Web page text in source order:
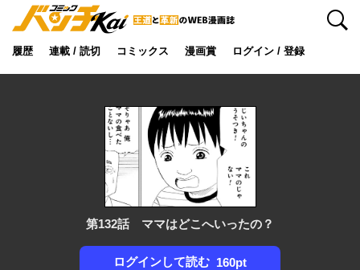
履歴 連載 / 読切 コミックス 漫画賞 ログイン / 登録
検索
第132話 ママはどこへいったの？
ログインして読む 160pt